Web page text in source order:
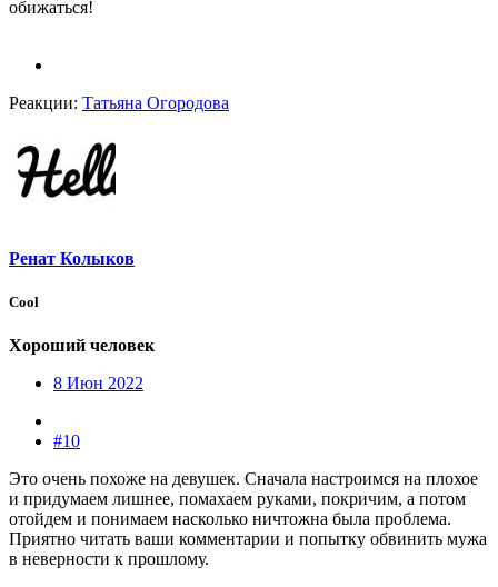
обижаться!
Реакции: Татьяна Огородова
Ренат Колыков
Cool
Хороший человек
8 Июн 2022
#10
Это очень похоже на девушек. Сначала настроимся на плохое
и придумаем лишнее, помахаем руками, покричим, а потом
отойдем и понимаем насколько ничтожна была проблема.
Приятно читать ваши комментарии и попытку обвинить мужа
в неверности к прошлому.